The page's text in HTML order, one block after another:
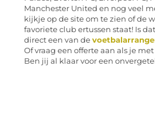
Manchester United en nog veel
kijkje op de site om te zien of de
favoriete club ertussen staat! Is
direct een van de
Of vraag een offerte aan als je
Ben jij al klaar voor een